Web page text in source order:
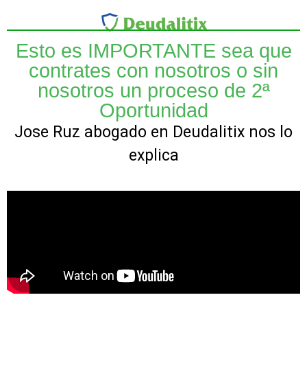
Esto es IMPORTANTE sea que
contrates con nosotros o sin
nosotros un proceso de 2ª
Oportunidad
Jose Ruz abogado en Deudalitix nos lo
explica